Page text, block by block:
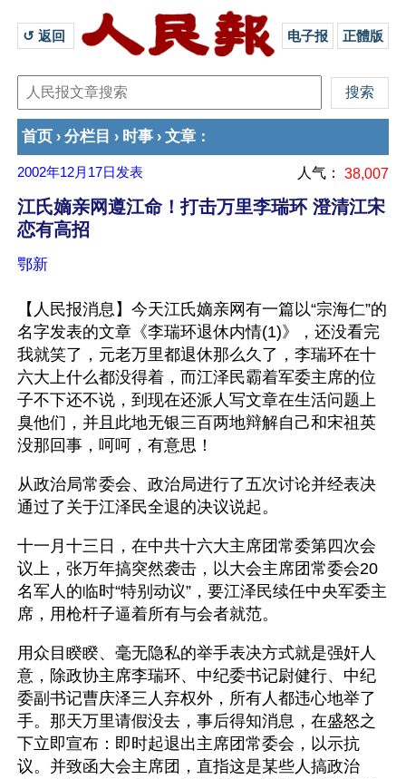
↺ 返回 电子报 正體版
首页 › 分栏目 › 时事 › 文章 ：
2002年12月17日 发表 人气： 38,007
江氏嫡亲网遵江命！打击万里李瑞环 澄清江宋
恋有高招
鄂新
【人民报消息】今天江氏嫡亲网有一篇以“宗海仁”的
名字发表的文章《李瑞环退休内情(1)》，还没看完
我就笑了，元老万里都退休那么久了，李瑞环在十
六大上什么都没得着，而江泽民霸着军委主席的位
子不下还不说，到现在还派人写文章在生活问题上
臭他们，并且此地无银三百两地辩解自己和宋祖英
没那回事，呵呵，有意思！
从政治局常委会、政治局进行了五次讨论并经表决
通过了关于江泽民全退的决议说起。
十一月十三日，在中共十六大主席团常委第四次会
议上，张万年搞突然袭击，以大会主席团常委会20
名军人的临时“特别动议”，要江泽民续任中央军委主
席，用枪杆子逼着所有与会者就范。
用众目睽睽、毫无隐私的举手表决方式就是强奸人
意，除政协主席李瑞环、中纪委书记尉健行、中纪
委副书记曹庆泽三人弃权外，所有人都违心地举了
手。那天万里请假没去，事后得知消息，在盛怒之
下立即宣布：即时起退出主席团常委会，以示抗
议。并致函大会主席团，直指这是某些人搞政治